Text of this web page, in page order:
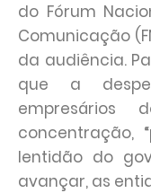
do Fórum
Comunicação
da audiência.
que a
concentração,
lentidão do
avançar, as